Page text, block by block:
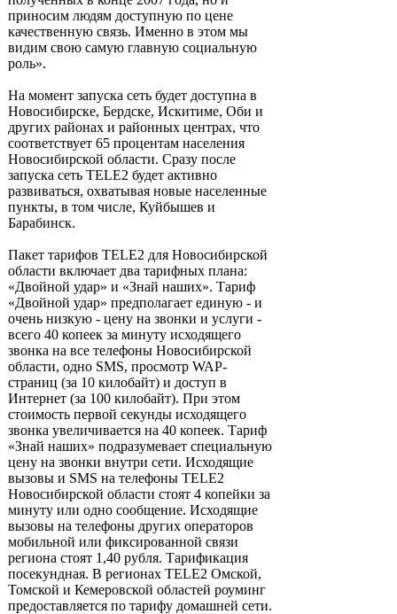
приносим людям доступную по цене
качественную связь. Именно в этом мы
видим свою самую главную социальную
роль».
На момент запуска сеть будет доступна в
Новосибирске, Бердске, Искитиме, Оби и
других районах и районных центрах, что
соответствует 65 процентам населения
Новосибирской области. Сразу после
запуска сеть TELE2 будет активно
развиваться, охватывая новые населенные
пункты, в том числе, Куйбышев и
Барабинск.
Пакет тарифов TELE2 для Новосибирской
области включает два тарифных плана:
«Двойной удар» и «Знай наших». Тариф
«Двойной удар» предполагает единую - и
очень низкую - цену на звонки и услуги -
всего 40 копеек за минуту исходящего
звонка на все телефоны Новосибирской
области, одно SMS, просмотр WAP-
страниц (за 10 килобайт) и доступ в
Интернет (за 100 килобайт). При этом
стоимость первой секунды исходящего
звонка увеличивается на 40 копеек. Тариф
«Знай наших» подразумевает специальную
цену на звонки внутри сети. Исходящие
вызовы и SMS на телефоны TELE2
Новосибирской области стоят 4 копейки за
минуту или одно сообщение. Исходящие
вызовы на телефоны других операторов
мобильной или фиксированной связи
региона стоят 1,40 рубля. Тарификация
посекундная. В регионах TELE2 Омской,
Томской и Кемеровской областей роуминг
предоставляется по тарифу домашней сети.